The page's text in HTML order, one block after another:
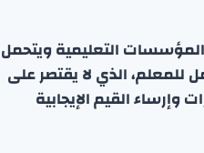
التعليمية ويتحمل
للمعلم، الذي لا يقتصر على
القيم الإيجابية